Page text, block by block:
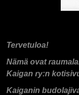
Tervetuloa!
Nämä ovat
Kaigan ry:n
Kaiganin